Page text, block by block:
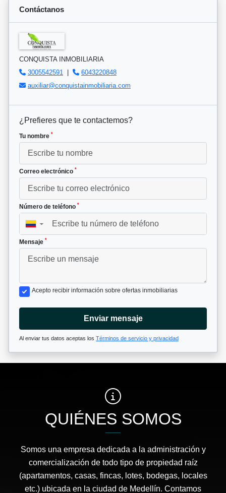
Contáctanos
CONQUISTA INMOBILIARIA
3005542591
|
6043220848
auxiliar@conquistainmobiliaria.com
¿Prefieres que te contactemos?
Tu nombre *
Correo electrónico *
Número de teléfono *
▼
Mensaje *
Acepto recibir información sobre ofertas inmobiliarias
Enviar mensaje
Al enviar tus datos aceptas los Términos de servicio y privacidad
QUIÉNES SOMOS
Somos una empresa dedicada a la administración y
comercialización de todo tipo de propiedad raíz
(apartamentos, casas, fincas, lotes, bodegas, locales
etc.) ubicada en la ciudad de Medellín. Contamos